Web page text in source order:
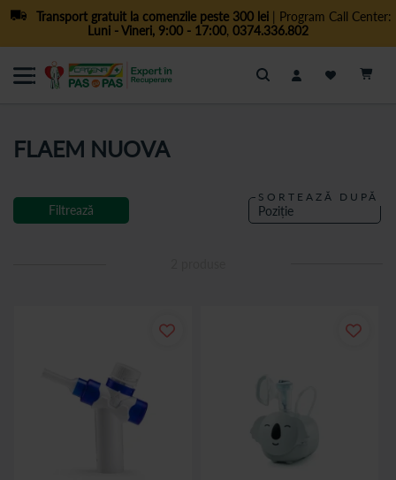
Transport gratuit la comenzile peste 300 lei| Program Call Center:
Luni - Vineri, 9:00 - 17:00, 0374.336.802
Cautare
FLAEM NUOVA
SORTEAZĂ DUPĂ
Filtrează